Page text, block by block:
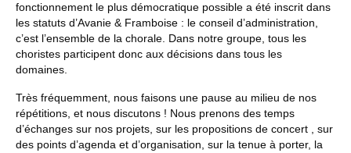
fonctionnement le plus démocratique possible a été inscrit dans
les statuts d’Avanie & Framboise : le conseil d’administration,
c’est l’ensemble de la chorale. Dans notre groupe, tous les
choristes participent donc aux décisions dans tous les
domaines.
Très fréquemment, nous faisons une pause au milieu de nos
répétitions, et nous discutons ! Nous prenons des temps
d’échanges sur nos projets, sur les propositions de concert , sur
des points d’agenda et d’organisation, sur la tenue à porter, la